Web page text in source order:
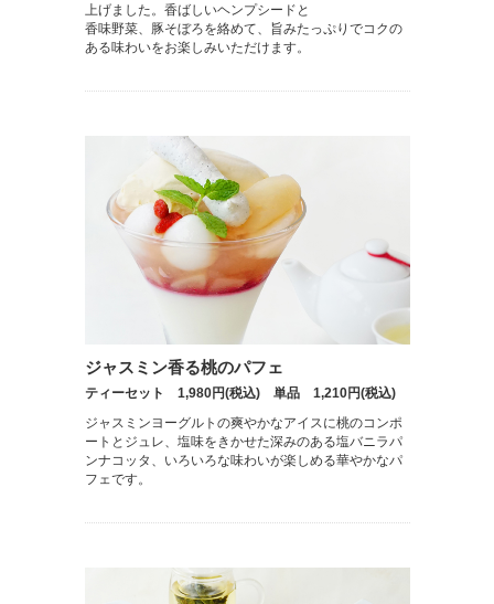
上げました。香ばしいヘンプシードと
香味野菜、豚そぼろを絡めて、旨みたっぷりでコクの
ある味わいをお楽しみいただけます。
ジャスミン香る桃のパフェ
ティーセット 1,980円(税込) 単品 1,210円(税込)
ジャスミンヨーグルトの爽やかなアイスに桃のコンポ
ートとジュレ、塩味をきかせた深みのある塩バニラパ
ンナコッタ、いろいろな味わいが楽しめる華やかなパ
フェです。